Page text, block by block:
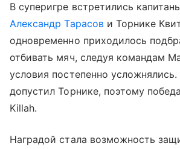
В суперигре встретились
Александр Тарасови Торнике
одновременно приходилось
отбивать мяч, следуя командам
условия постепенно
допустил Торнике, поэтому
Killah.
Наградой стала возможность